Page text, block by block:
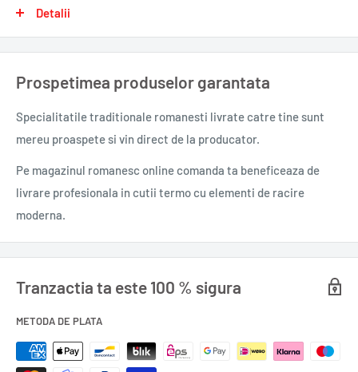
Greutate: 1,73 kg
Detalii
Prospetimea produselor garantata
Specialitatile traditionale romanesti livrate catre tine sunt
mereu proaspete si vin direct de la producator.
Pe magazinul romanesc online comanda ta beneficeaza de
livrare profesionala in cutii termo cu elementi de racire
moderna.
Tranzactia ta este 100 % sigura
METODA DE PLATA